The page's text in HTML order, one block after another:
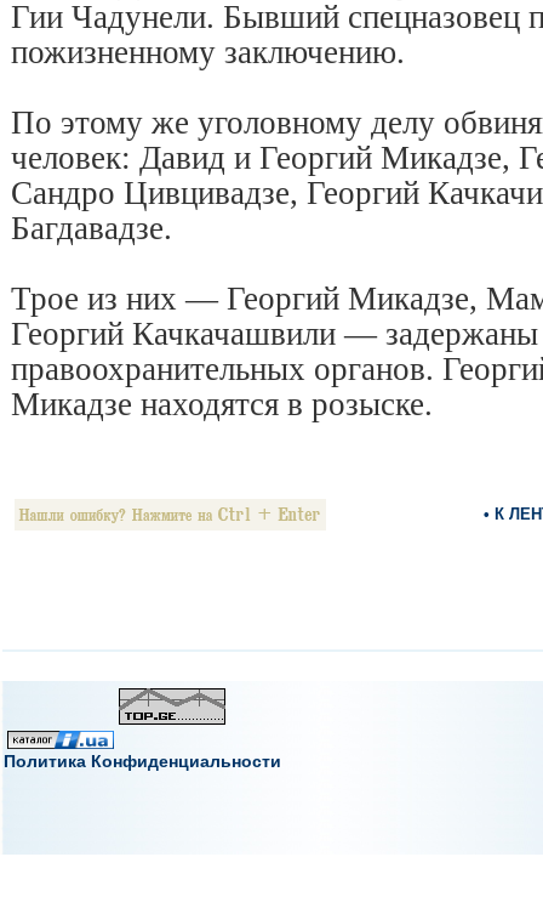
Гии Чадунели. Бывший спецназовец
пожизненному заключению.
По этому же уголовному делу
человек: Давид и Георгий Микадзе,
Сандро Цивцивадзе, Георгий
Багдавадзе.
Трое из них — Георгий Микадзе,
Георгий Качкачашвили — задержаны
правоохранительных органов.
Микадзе находятся в розыске.
• К
Политика Конфиденциальности